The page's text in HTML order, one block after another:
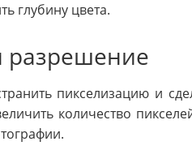
глубину цвета.
разрешение
пикселизацию и
количество